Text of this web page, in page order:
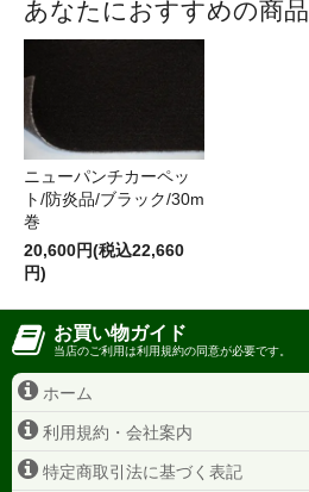
あなたにおすすめの商品
ニューパンチカーペッ
ト/防炎品/ブラック/30m
巻
20,600円(税込22,660
円)
お買い物ガイド
当店のご利用は利用規約の同意が必要です。
ホーム
利用規約・会社案内
特定商取引法に基づく表記